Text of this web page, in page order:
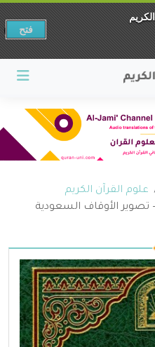
علوم القرآن الكريم
تصوير الأوقاف السعودية
فتح